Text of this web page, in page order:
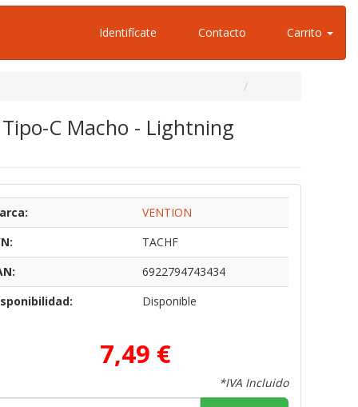
Identifícate Contacto Carrito
C Macho - Lightning
VENTION
TACHF
6922794743434
Disponible
7,49 €
*IVA Incluido